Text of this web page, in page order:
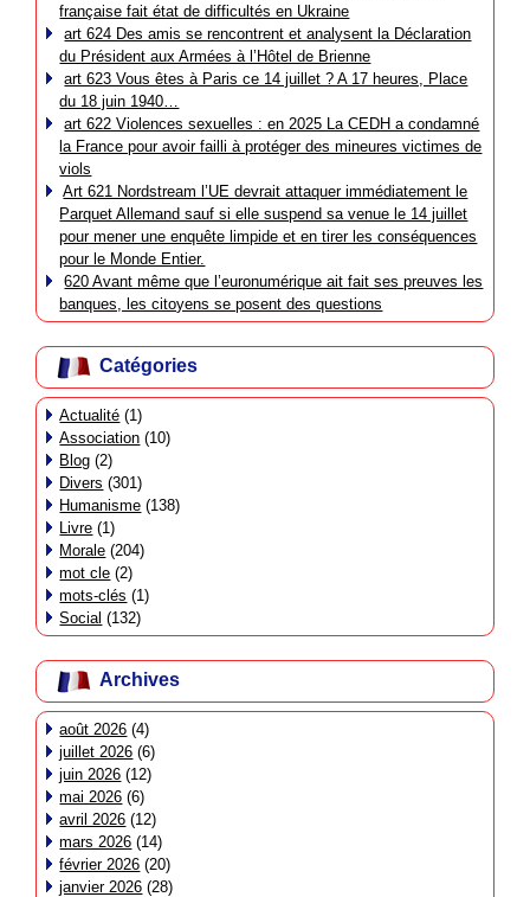
française fait état de difficultés en Ukraine
art 624 Des amis se rencontrent et analysent la Déclaration
du Président aux Armées à l’Hôtel de Brienne
art 623 Vous êtes à Paris ce 14 juillet ? A 17 heures, Place
du 18 juin 1940…
art 622 Violences sexuelles : en 2025 La CEDH a condamné
la France pour avoir failli à protéger des mineures victimes de
viols
Art 621 Nordstream l’UE devrait attaquer immédiatement le
Parquet Allemand sauf si elle suspend sa venue le 14 juillet
pour mener une enquête limpide et en tirer les conséquences
pour le Monde Entier.
620 Avant même que l’euronumérique ait fait ses preuves les
banques, les citoyens se posent des questions
Catégories
Actualité (1)
Association (10)
Blog (2)
Divers (301)
Humanisme (138)
Livre (1)
Morale (204)
mot cle (2)
mots-clés (1)
Social (132)
Archives
août 2026 (4)
juillet 2026 (6)
juin 2026 (12)
mai 2026 (6)
avril 2026 (12)
mars 2026 (14)
février 2026 (20)
janvier 2026 (28)